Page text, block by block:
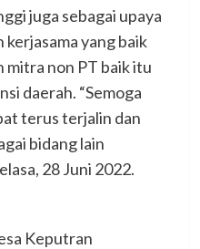
juga sebagai upaya
yang baik
mitra non PT baik itu
daerah. “Semoga
terus terjalin dan
bidang lain
28 Juni 2022.
Keputran